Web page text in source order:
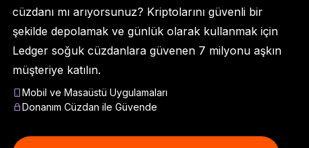
Her açıdan birinci sınıf
Ledger Flex
Yeni standart
Sizin kadar benzersiz
cüzdanı mı arıyorsunuz? Kriptolarını güvenli bir
şekilde depolamak ve günlük olarak kullanmak için
Ledger soğuk cüzdanlara güvenen 7 milyonu aşkın
müşteriye katılın.
Mobil ve Masaüstü Uygulamaları
Donanım Cüzdan ile Güvende